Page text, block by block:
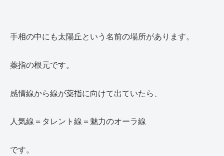
手相の中にも太陽丘という名前の場所があります。
薬指の根元です。
感情線から線が薬指に向けて出ていたら、
人気線＝タレント線＝魅力のオーラ線
です。